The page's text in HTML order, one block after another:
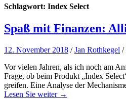
Schlagwort: Index Select
Spaß mit Finanzen:
12. November 2018 /Jan Rothkegel /
Vor vielen Jahren, als ich noch am
Frage, ob beim Produkt „Index
greifen. Eine Analyse der
Lesen Sie weiter →